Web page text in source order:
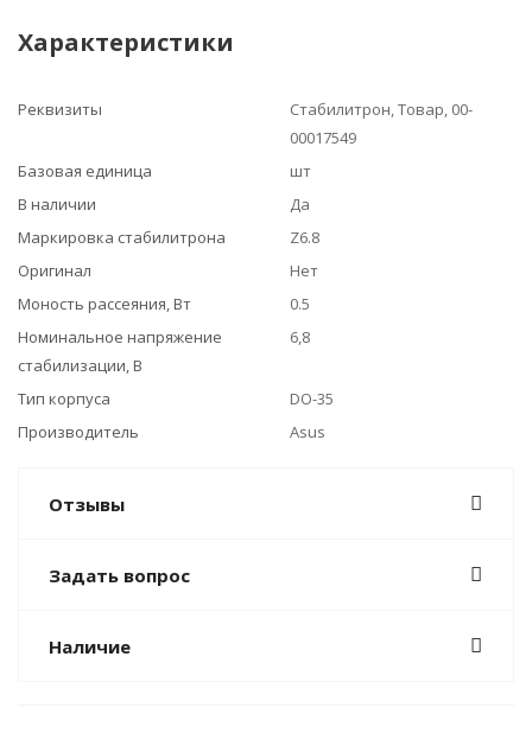
Характеристики
Реквизиты
Стабилитрон, Товар, 00-
00017549
Базовая единица
шт
В наличии
Да
Маркировка стабилитрона
Z6.8
Оригинал
Нет
Моность рассеяния, Вт
0.5
Номинальное напряжение
стабилизации, В
6,8
Тип корпуса
DO-35
Производитель
Asus
Отзывы
Задать вопрос
Наличие